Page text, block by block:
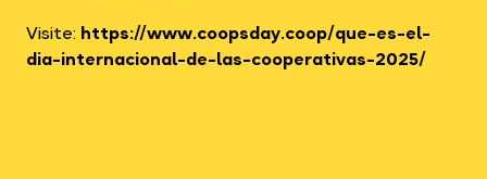
Visite: https://www.coopsday.coop/que-es-el-
dia-internacional-de-las-cooperativas-2025/